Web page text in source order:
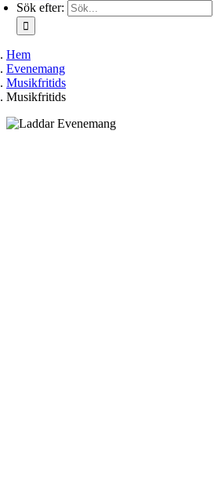
Sök efter:
Hem
Evenemang
Musikfritids
Musikfritids